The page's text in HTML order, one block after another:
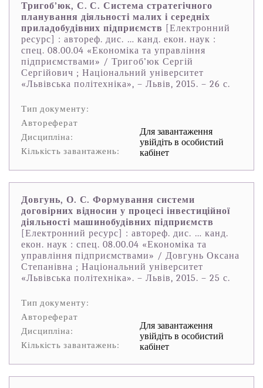
Тригоб’юк, С. С. Система стратегічного
планування діяльності малих і середніх
приладобудівних підприємств [Електронний
ресурс] : автореф. дис. … канд. екон. наук :
спец. 08.00.04 «Економіка та управління
підприємствами» / Тригоб’юк Сергій
Сергійович ; Національний університет
«Львівська політехніка», – Львів, 2015. – 26 с.
Тип документу:
Автореферат
Дисципліна:
Кількість завантажень:
Для завантаження
увійдіть в особистий
кабінет
Довгунь, О. С. Формування системи
договірних відносин у процесі інвестиційної
діяльності машинобудівних підприємств
[Електронний ресурс] : автореф. дис. … канд.
екон. наук : спец. 08.00.04 «Економіка та
управління підприємствами» / Довгунь Оксана
Степанівна ; Національний університет
«Львівська політехніка». – Львів, 2015. – 25 с.
Тип документу:
Автореферат
Дисципліна:
Кількість завантажень:
Для завантаження
увійдіть в особистий
кабінет